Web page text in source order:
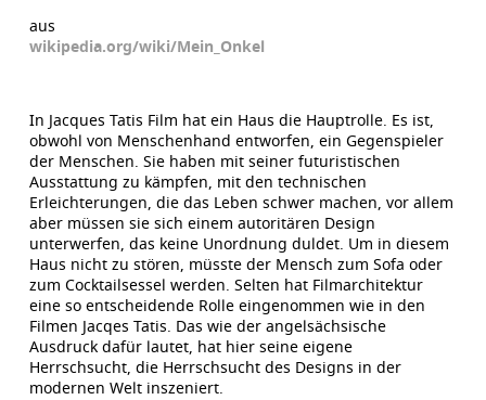
aus
wikipedia.org/wiki/Mein_Onkel
In Jacques Tatis Film hat ein Haus die Hauptrolle. Es ist,
obwohl von Menschenhand entworfen, ein Gegenspieler
der Menschen. Sie haben mit seiner futuristischen
Ausstattung zu kämpfen, mit den technischen
Erleichterungen, die das Leben schwer machen, vor allem
aber müssen sie sich einem autoritären Design
unterwerfen, das keine Unordnung duldet. Um in diesem
Haus nicht zu stören, müsste der Mensch zum Sofa oder
zum Cocktailsessel werden. Selten hat Filmarchitektur
eine so entscheidende Rolle eingenommen wie in den
Filmen Jacqes Tatis. Das wie der angelsächsische
Ausdruck dafür lautet, hat hier seine eigene
Herrschsucht, die Herrschsucht des Designs in der
modernen Welt inszeniert.